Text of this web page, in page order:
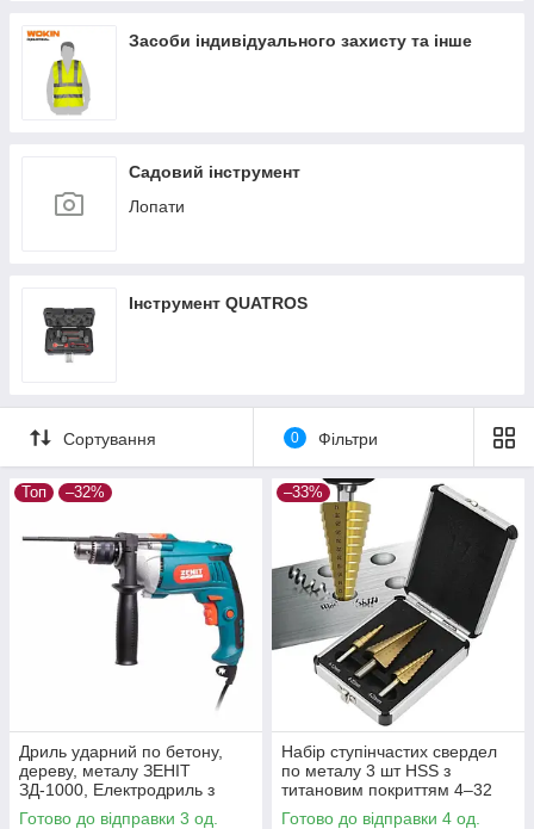
Засоби індивідуального захисту та інше
Садовий інструмент
Лопати
Інструмент QUATROS
Сортування 0 Фільтри
Топ –32%
Дриль ударний по бетону,
дереву, металу ЗЕНІТ
ЗД-1000, Електродриль з
регулюванням швидкості
Готово до відправки 3 од.
–33%
Набір ступінчастих свердел
по металу 3 шт HSS з
титановим покриттям 4–32
мм у кейсі
Готово до відправки 4 од.